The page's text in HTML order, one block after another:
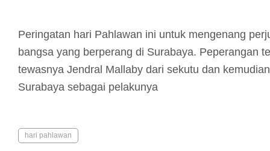
Peringatan hari Pahlawan ini untuk mengenang
bangsa yang berperang di Surabaya. Peperangan
tewasnya Jendral Mallaby dari sekutu dan
Surabaya sebagai pelakunya
hari pahlawan